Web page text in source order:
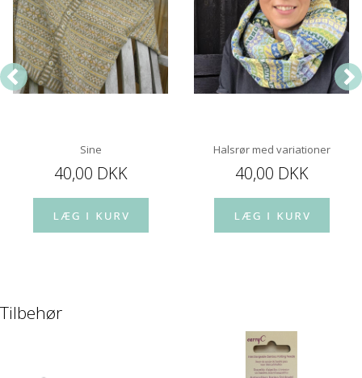
Sine
40,00 DKK
Halsrør med variationer
40,00 DKK
Tilbehør